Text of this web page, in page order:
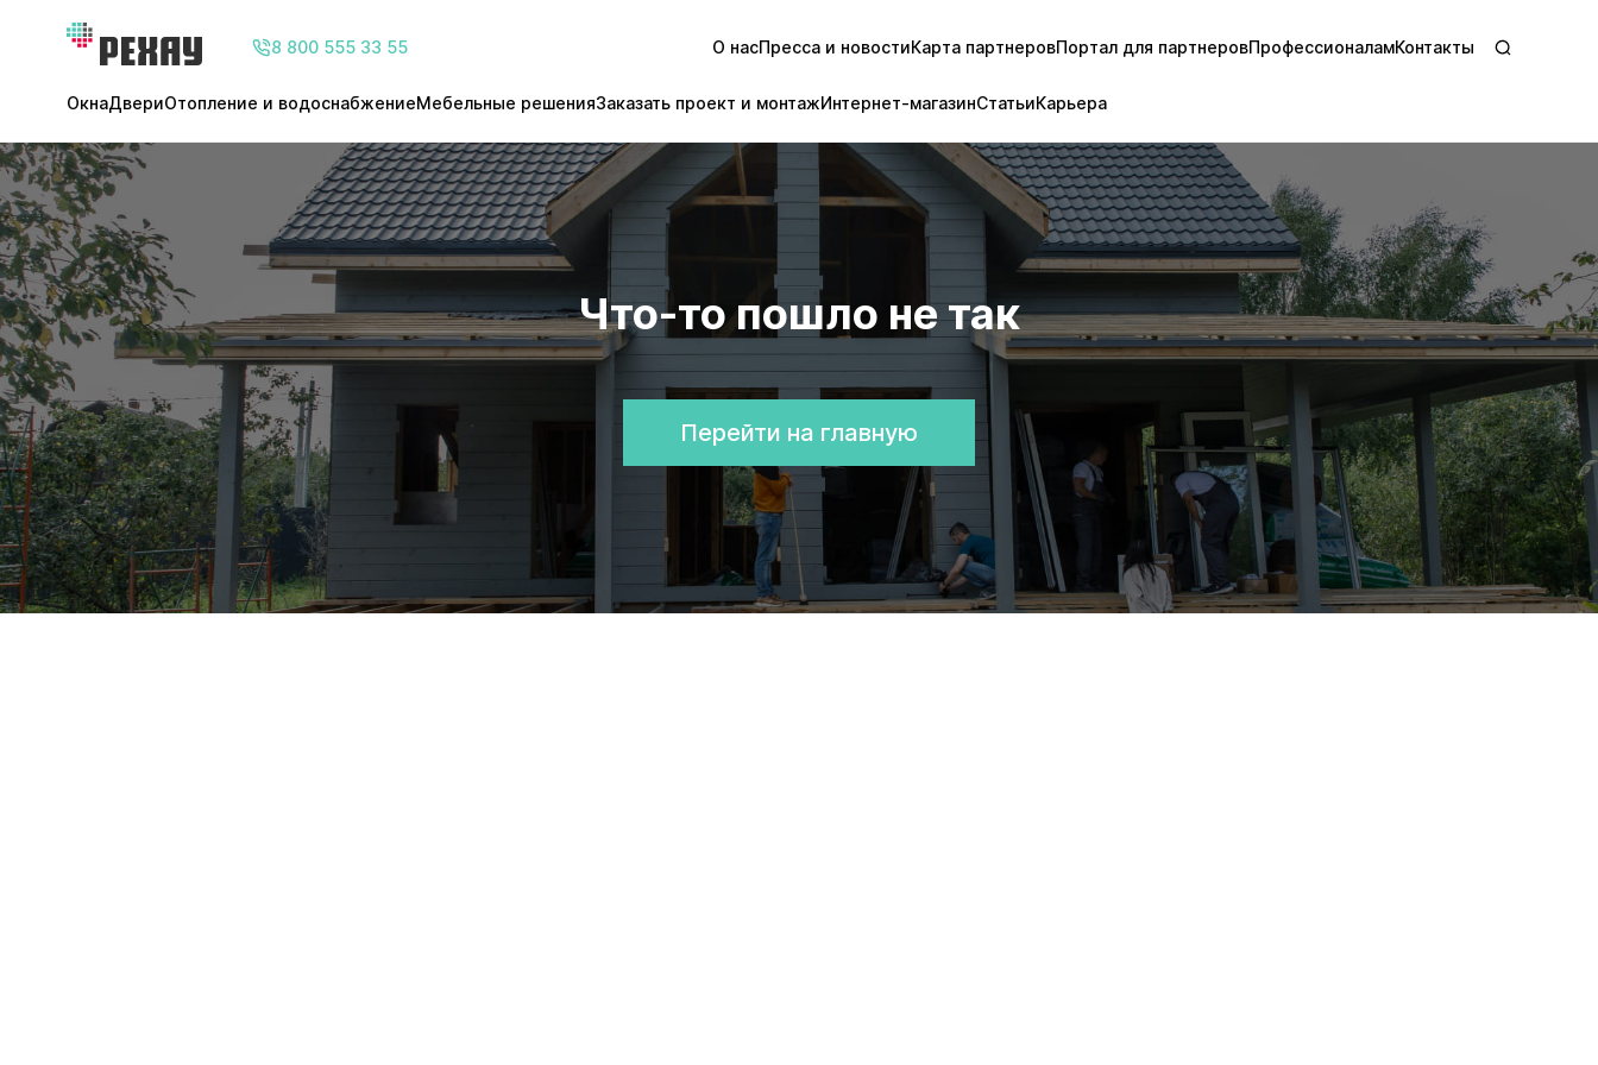
8 800 555 33 55 О насПресса и новостиКарта партнеровПортал для партнеровПрофессионаламКонтакты
ОкнаДвериОтопление и водоснабжениеМебельные решенияЗаказать проект и монтажИнтернет-магазинСтатьиКарьера
Что-то пошло не так
Перейти на главную